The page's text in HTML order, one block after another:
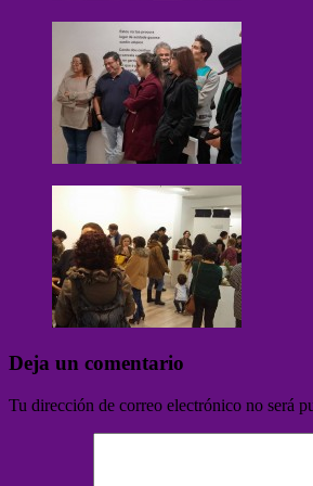
Deja un comentario
Tu dirección de correo electrónico no será